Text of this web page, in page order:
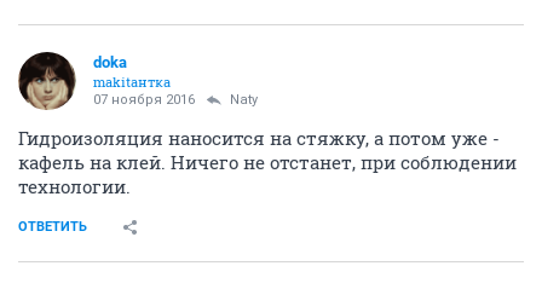
doka
makitaнтка
07 ноября 2016 Naty
Гидроизоляция наносится на стяжку, а потом уже -
кафель на клей. Ничего не отстанет, при соблюдении
технологии.
ОТВЕТИТЬ